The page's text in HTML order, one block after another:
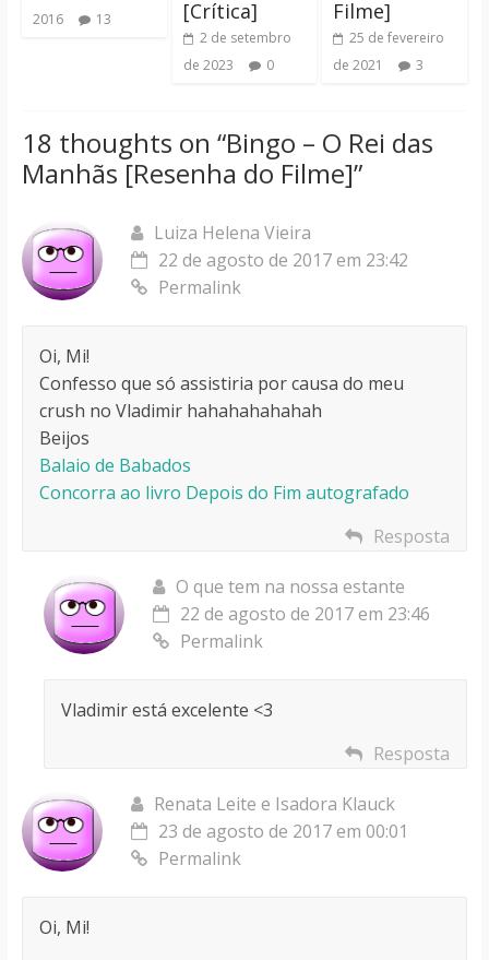
2016
13
[Crítica]
2 de setembro
de 2023
0
Filme]
25 de fevereiro
de 2021
3
18 thoughts on “Bingo – O Rei das
Manhãs [Resenha do Filme]”
Luiza Helena Vieira
22 de agosto de 2017 em 23:42
Permalink
Oi, Mi!
Confesso que só assistiria por causa do meu
crush no Vladimir hahahahahahah
Beijos
Balaio de Babados
Concorra ao livro Depois do Fim autografado
Resposta
O que tem na nossa estante
22 de agosto de 2017 em 23:46
Permalink
Vladimir está excelente <3
Resposta
Renata Leite e Isadora Klauck
23 de agosto de 2017 em 00:01
Permalink
Oi, Mi!